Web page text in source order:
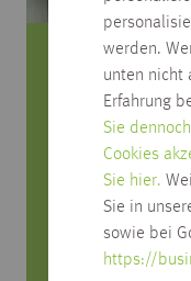
werden.
unten nicht
Erfahrung
Sie
Cookies
Sie hier.
Sie in
sowie bei
https://
Sie haben
Rufen Sie uns
0751/4004-
Mo. bis Fr. von